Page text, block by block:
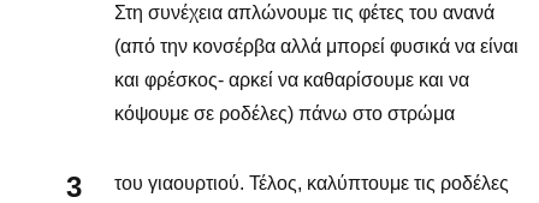
Στη συνέχεια απλώνουμε τις φέτες του ανανά
(από την κονσέρβα αλλά μπορεί φυσικά να είναι
και φρέσκος- αρκεί να καθαρίσουμε και να
κόψουμε σε ροδέλες) πάνω στο στρώμα
του γιαουρτιού. Τέλος, καλύπτουμε τις ροδέλες